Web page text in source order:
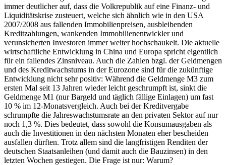
immer deutlicher auf, dass die Volkrepublik auf eine Finanz- und
Liquiditätskrise zusteuert, welche sich ähnlich wie in den USA
2007/2008 aus fallenden Immobilienpreisen, ausbleibenden
Kreditzahlungen, wankenden Immobilienentwickler und
verunsicherten Investoren immer weiter hochschaukelt. Die aktuelle
wirtschaftliche Entwicklung in China und Europa spricht eigentlich
für ein fallendes Zinsniveau. Auch die Zahlen bzgl. der Geldmengen
und des Kreditwachstums in der Eurozone sind für die zukünftige
Entwicklung nicht sehr positiv: Während die Geldmenge M3 zum
ersten Mal seit 13 Jahren wieder leicht geschrumpft ist, sinkt die
Geldmenge M1 (nur Bargeld und täglich fällige Einlagen) um fast
10 % im 12-Monatsvergleich. Auch bei der Kreditvergabe
schrumpfte die Jahreswachstumsrate an den privaten Sektor auf nur
noch 1,3 %. Dies bedeutet, dass sowohl die Konsumausgaben als
auch die Investitionen in den nächsten Monaten eher bescheiden
ausfallen dürften. Trotz allem sind die langfristigen Renditen der
deutschen Staatsanleihen (und damit auch die Bauzinsen) in den
letzten Wochen gestiegen. Die Frage ist nur: Warum?